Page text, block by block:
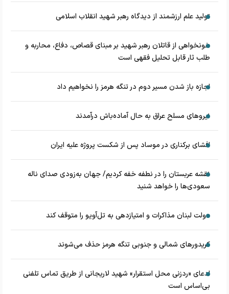
تولید علم ارزشمند از دیدگاه رهبر شهید انقلاب اسلامی
خونخواهی از قاتلان رهبر شهید بر مبنای قصاص، دفاع، محاربه و
طلب ثار قابل تحلیل فقهی است
اجازه باز شدن مسیر دوم در تنگه هرمز را نخواهیم داد
نیروهای مسلح عراق به حال آماده‌باش درآمدند
افشای برکناری در موساد پس از شکست پروژه علیه ایران
نقشه عربستان را در نطفه خفه کردیم/ جهان به‌زودی صدای ناله
سعودی‌ها را خواهد شنید
دولت لبنان مذاکرات و امتیازدهی به تل‌آویو را متوقف کند
کریدورهای شمالی و جنوبی تنگه هرمز حذف می‌شوند
ادعای «ردزنی محل استقرار» شهید لاریجانی از طریق تماس تلفنی
بی‌اساس است